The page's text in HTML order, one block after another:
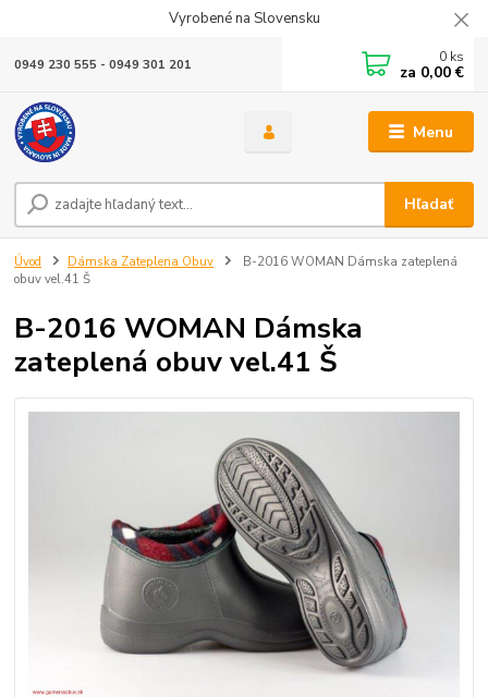
Vyrobené na Slovensku
Menu
Hľadať
0949 230 555 - 0949 301 201 0 ks
za 0,00 €
Úvod Dámska Zateplena Obuv
B-2016 WOMAN Dámska zateplená
obuv vel.41 Š
B-2016 WOMAN Dámska
zateplená obuv vel.41 Š